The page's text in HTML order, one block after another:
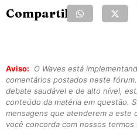
Compartilhe:
Aviso:
O Waves está
comentários postados neste
debate saudável e de alto nível,
conteúdo da matéria em questão.
mensagens que atenderem a este
você concorda com nossos termos